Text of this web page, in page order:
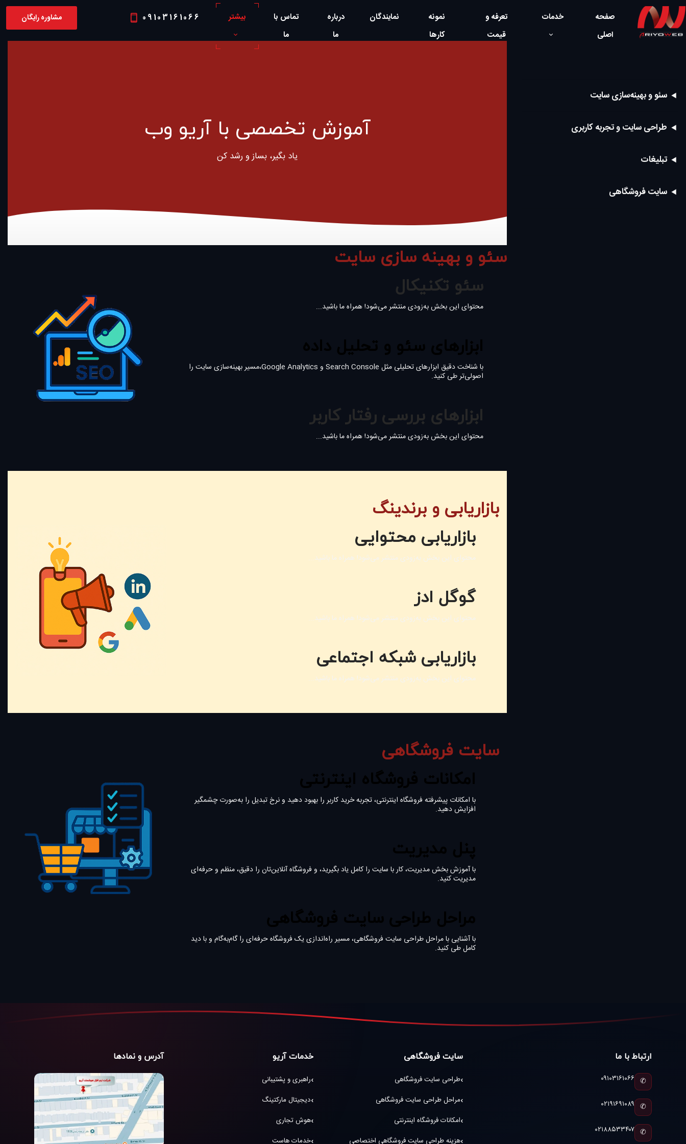
مشاوره رایگان P 09103161066
صفحه
اصلی
خدمات
تعرفه و
قیمت
نمونه
کارها
نمایندگان
درباره
ما
تماس با
ما
بیشتر
آموزش تخصصی با آریو وب
یاد بگیر، بساز و رشد کن
سئو و بهینه سازی سایت
سئو تکنیکال
محتوای این بخش به‌زودی منتشر می‌شود! همراه ما باشید...
با شناخت دقیق ابزارهای تحلیلی مثل Search Console و Google Analytics،مسیر بهینه‌سازی سایت را
اصولی‌تر طی کنید.
ابزارهای بررسی رفتار کاربر
محتوای این بخش به‌زودی منتشر می‌شود! همراه ما باشید...
بازاریابی و برندینگ
بازاریابی محتوایی
محتوای این بخش به‌زودی منتشر می‌شود! همراه ما باشید...
گوگل ادز
محتوای این بخش به‌زودی منتشر می‌شود! همراه ما باشید...
بازاریابی شبکه اجتماعی
محتوای این بخش به‌زودی منتشر می‌شود! همراه ما باشید...
سایت فروشگاهی
با امکانات پیشرفته فروشگاه اینترنتی، تجربه خرید کاربر را بهبود دهید و نرخ تبدیل را به‌صورت چشمگیر
افزایش دهید.
با آموزش بخش مدیریت، کار با سایت را کامل یاد بگیرید، و فروشگاه آنلاین‌تان را دقیق، منظم و حرفه‌ای
مدیریت کنید.
با آشنایی با مراحل طراحی سایت فروشگاهی، مسیر راه‌اندازی یک فروشگاه حرفه‌ای را گام‌به‌گام و با دید
کامل طی کنید.
سئو و بهینه‌سازی سایت
طراحی سایت و تجربه کاربری
تبلیغات
سایت فروشگاهی
ارتباط با ما
✆ ۰۹۱۰۳۱۶۱۰۶۶
✆ ۰۲۱۹۱۶۹۱۰۸۹
✆ ۰۲۱۸۸۵۳۳۴۰۷
سایت فروشگاهی
طراحی سایت فروشگاهی
مراحل طراحی سایت فروشگاهی
امکانات فروشگاه اینترنتی
هزینه طراحی سایت فروشگاهی اختصاصی
خدمات آریو
راهبری و پشتیبانی
دیجیتال مارکتینگ
هوش تجاری
خدمات هاست
آدرس و نمادها